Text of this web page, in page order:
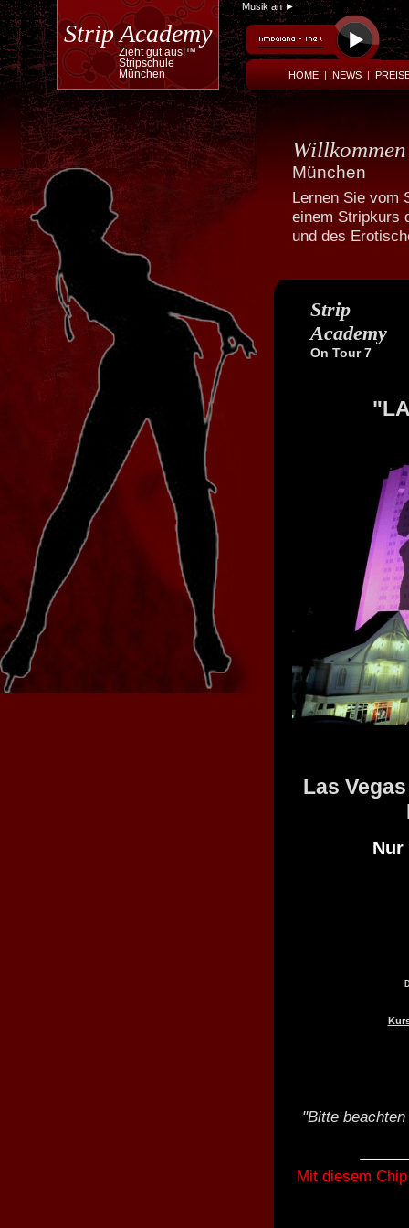
Strip Academy
Zieht gut aus!™
Stripschule
München
Powered by Translate
HOME | NEWS |
Musik an ►
München
Lernen Sie vom
einem Stripkurs
und des
Strip
Academy
On Tour 7
Las
Nur
"Bitte
Mit diesem